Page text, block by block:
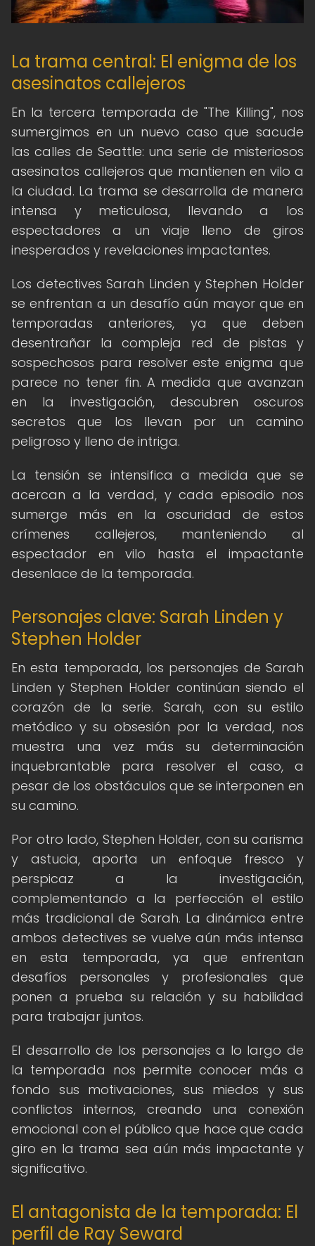
La trama central: El enigma de los
asesinatos callejeros
En la tercera temporada de "The Killing", nos
sumergimos en un nuevo caso que sacude
las calles de Seattle: una serie de misteriosos
asesinatos callejeros que mantienen en vilo a
la ciudad. La trama se desarrolla de manera
intensa y meticulosa, llevando a los
espectadores a un viaje lleno de giros
inesperados y revelaciones impactantes.
Los detectives Sarah Linden y Stephen Holder
se enfrentan a un desafío aún mayor que en
temporadas anteriores, ya que deben
desentrañar la compleja red de pistas y
sospechosos para resolver este enigma que
parece no tener fin. A medida que avanzan
en la investigación, descubren oscuros
secretos que los llevan por un camino
peligroso y lleno de intriga.
La tensión se intensifica a medida que se
acercan a la verdad, y cada episodio nos
sumerge más en la oscuridad de estos
crímenes callejeros, manteniendo al
espectador en vilo hasta el impactante
desenlace de la temporada.
Personajes clave: Sarah Linden y
Stephen Holder
En esta temporada, los personajes de Sarah
Linden y Stephen Holder continúan siendo el
corazón de la serie. Sarah, con su estilo
metódico y su obsesión por la verdad, nos
muestra una vez más su determinación
inquebrantable para resolver el caso, a
pesar de los obstáculos que se interponen en
su camino.
Por otro lado, Stephen Holder, con su carisma
y astucia, aporta un enfoque fresco y
perspicaz a la investigación,
complementando a la perfección el estilo
más tradicional de Sarah. La dinámica entre
ambos detectives se vuelve aún más intensa
en esta temporada, ya que enfrentan
desafíos personales y profesionales que
ponen a prueba su relación y su habilidad
para trabajar juntos.
El desarrollo de los personajes a lo largo de
la temporada nos permite conocer más a
fondo sus motivaciones, sus miedos y sus
conflictos internos, creando una conexión
emocional con el público que hace que cada
giro en la trama sea aún más impactante y
significativo.
El antagonista de la temporada: El
perfil de Ray Seward